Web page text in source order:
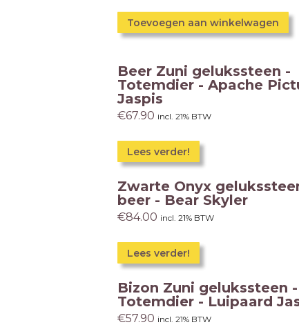
Toevoegen aan winkelwagen
Beer Zuni gelukssteen -
Totemdier - Apache
Jaspis
€67.90 incl. 21% BTW
Lees verder!
Zwarte Onyx
beer - Bear Skyler
€84.00 incl. 21% BTW
Lees verder!
Bizon Zuni gelukssteen -
Totemdier - Luipaard
€57.90 incl. 21% BTW